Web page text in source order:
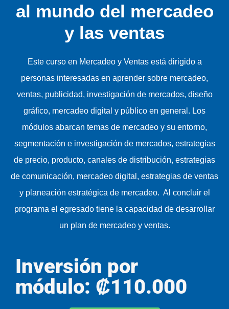
al mundo del mercadeo
y las ventas
Este curso en Mercadeo y Ventas está dirigido a
personas interesadas en aprender sobre mercadeo,
ventas, publicidad, investigación de mercados, diseño
gráfico, mercadeo digital y público en general. Los
módulos abarcan temas de mercadeo y su entorno,
segmentación e investigación de mercados, estrategias
de precio, producto, canales de distribución, estrategias
de comunicación, mercadeo digital, estrategias de ventas
y planeación estratégica de mercadeo. Al concluir el
programa el egresado tiene la capacidad de desarrollar
un plan de mercadeo y ventas.
Inversión por
módulo: ₡110.000